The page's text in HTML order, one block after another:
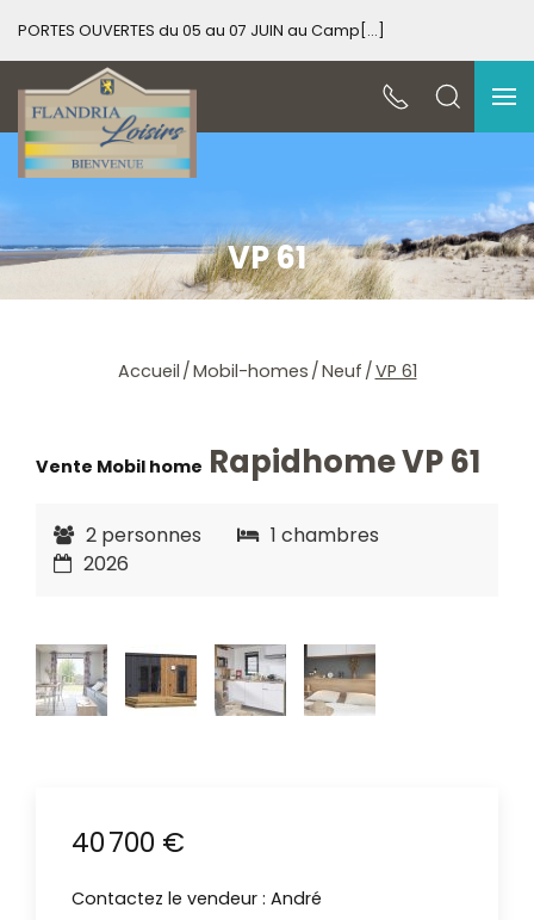
PORTES OUVERTES du 05 au 07 JUIN au Camp[...]
VP 61
Accueil Mobil-homes Neuf VP 61
Vente Mobil home Rapidhome VP 61
2 personnes
1 chambres
2026
40 700 €
Contactez le vendeur : André